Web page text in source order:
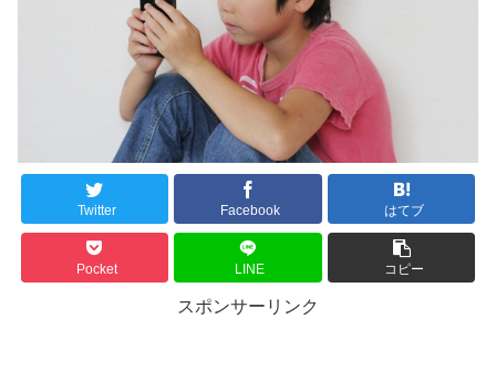
Twitter Facebook はてブ
Pocket LINE コピー
スポンサーリンク